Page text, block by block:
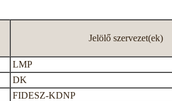
Jelölő szervezet(ek)
LMP
DK
FIDESZ-KDNP